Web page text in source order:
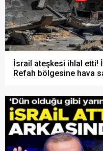
İsrail ateşkesi ihlal etti!
Refah bölgesine hava